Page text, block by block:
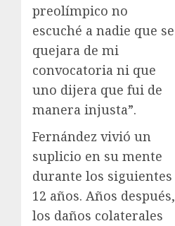
preolímpico no
escuché a nadie que se
quejara de mi
convocatoria ni que
uno dijera que fui de
manera injusta”.
Fernández vivió un
suplicio en su mente
durante los siguientes
12 años. Años después,
los daños colaterales